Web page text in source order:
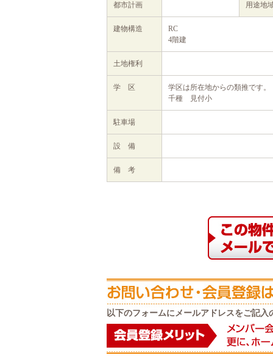
都市計画 用途地
建物構造
RC
4階建
土地権利
学 区
学区は所在地からの類推です。
千種 見付小
駐車場
設 備
備 考
以下のフォームにメールアドレスをご記